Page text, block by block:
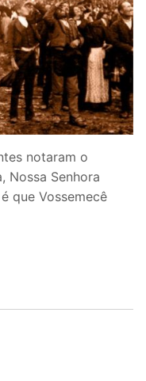
notaram o
Nossa Senhora
que Vossemecê